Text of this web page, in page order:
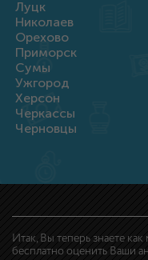
Луцк
Николаев
Орехово
Приморск
Сумы
Ужгород
Херсон
Черкассы
Черновцы
Итак, Вы теперь знаете
бесплатно оценить Ваши